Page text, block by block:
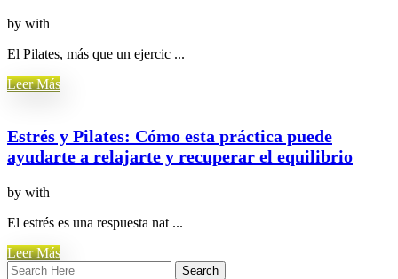
by with
El Pilates, más que un ejercic ...
Leer Más
Estrés y Pilates: Cómo esta práctica puede
ayudarte a relajarte y recuperar el equilibrio
by with
El estrés es una respuesta nat ...
Leer Más